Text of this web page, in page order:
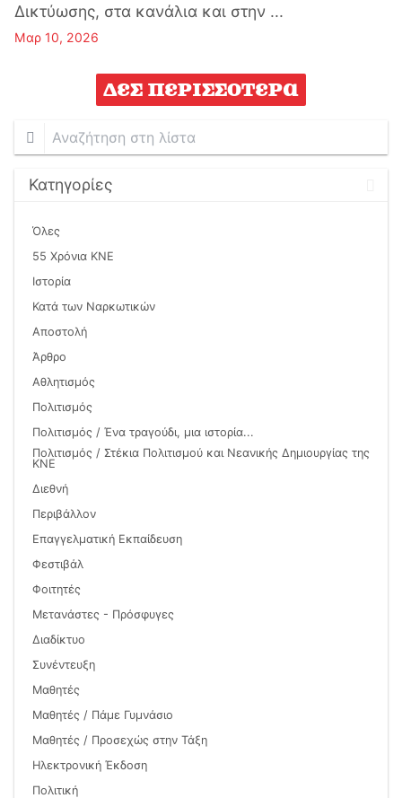
Δικτύωσης, στα κανάλια και στην ...
Μαρ 10, 2026
Δες περισσότερα
Αναζήτηση
στη
λίστα
Κατηγορίες
Όλες
55 Χρόνια ΚΝΕ
Ιστορία
Κατά των Ναρκωτικών
Αποστολή
Άρθρο
Αθλητισμός
Πολιτισμός
Πολιτισμός / Ένα τραγούδι, μια ιστορία...
Πολιτισμός / Στέκια Πολιτισμού και Νεανικής Δημιουργίας της
ΚΝΕ
Διεθνή
Περιβάλλον
Επαγγελματική Εκπαίδευση
Φεστιβάλ
Φοιτητές
Μετανάστες - Πρόσφυγες
Διαδίκτυο
Συνέντευξη
Μαθητές
Μαθητές / Πάμε Γυμνάσιο
Μαθητές / Προσεχώς στην Τάξη
Ηλεκτρονική Έκδοση
Πολιτική